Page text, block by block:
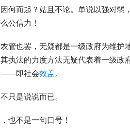
何而起？姑且不论。单说以强对弱
公信力！
管也罢，无疑都是一级政府为维护
其执法的力度方法无疑代表着一级
——即社会效盖。
只是说说而已。
也不是一句口号！